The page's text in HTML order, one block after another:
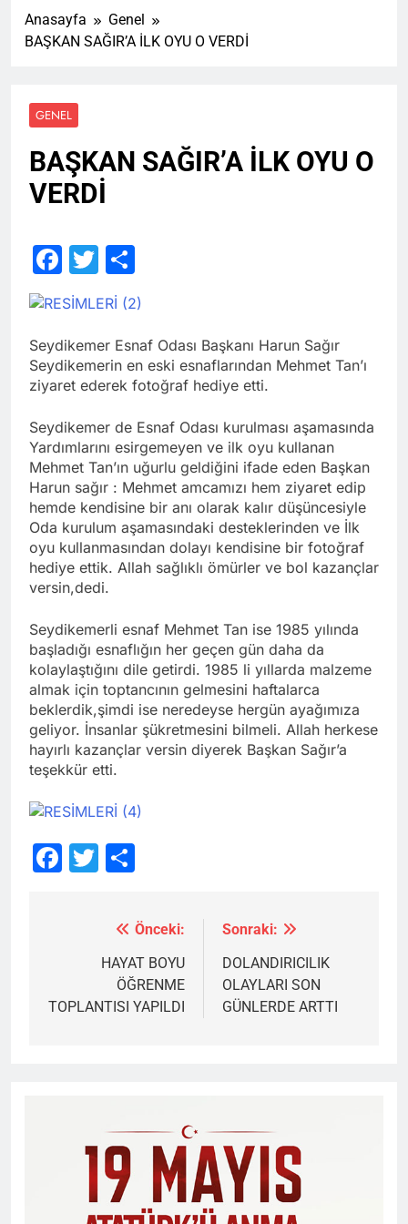
Anasayfa
Genel
BAŞKAN SAĞIR’A İLK OYU O VERDİ
GENEL
BAŞKAN SAĞIR’A İLK OYU O
VERDİ
Facebook
Twitter
Seydikemer Esnaf Odası Başkanı Harun Sağır
Seydikemerin en eski esnaflarından Mehmet Tan’ı
ziyaret ederek fotoğraf hediye etti.
Seydikemer de Esnaf Odası kurulması aşamasında
Yardımlarını esirgemeyen ve ilk oyu kullanan
Mehmet Tan’ın uğurlu geldiğini ifade eden Başkan
Harun sağır : Mehmet amcamızı hem ziyaret edip
hemde kendisine bir anı olarak kalır düşüncesiyle
Oda kurulum aşamasındaki desteklerinden ve İlk
oyu kullanmasından dolayı kendisine bir fotoğraf
hediye ettik. Allah sağlıklı ömürler ve bol kazançlar
versin,dedi.
Seydikemerli esnaf Mehmet Tan ise 1985 yılında
başladığı esnaflığın her geçen gün daha da
kolaylaştığını dile getirdi. 1985 li yıllarda malzeme
almak için toptancının gelmesini haftalarca
beklerdik,şimdi ise neredeyse hergün ayağımıza
geliyor. İnsanlar şükretmesini bilmeli. Allah herkese
hayırlı kazançlar versin diyerek Başkan Sağır’a
teşekkür etti.
Facebook
Twitter
gezinmesi
Önceki:
HAYAT BOYU
ÖĞRENME
TOPLANTISI YAPILDI
Sonraki:
DOLANDIRICILIK
OLAYLARI SON
GÜNLERDE ARTTI